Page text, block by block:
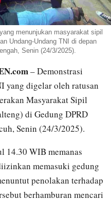
menunjukan masyarakat sipil
Undang-Undang TNI di depan
Senin (24/3/2025).
– Demonstrasi
yang digelar oleh ratusan
Masyarakat Sipil
di Gedung DPRD
Senin (24/3/2025).
14.30 WIB memanas
memasuki gedung
penolakan terhadap
berhamburan mencari